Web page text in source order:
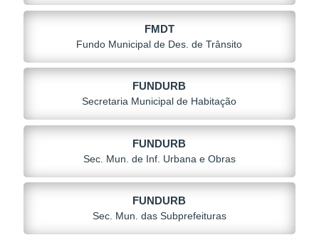
FMDT
Fundo Municipal de Des. de Trânsito
FUNDURB
Secretaria Municipal de Habitação
FUNDURB
Sec. Mun. de Inf. Urbana e Obras
FUNDURB
Sec. Mun. das Subprefeituras